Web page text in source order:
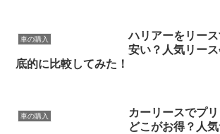
車の購入
ハリアーをリー
安い？人気リー
底的に比較してみた！
車の購入
カーリースでプ
どこがお得？人